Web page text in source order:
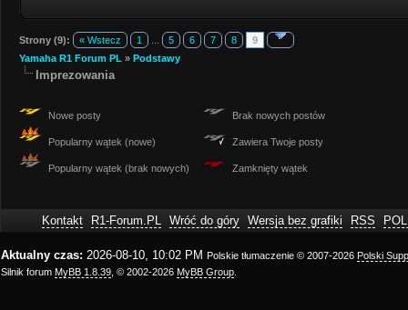
Strony (9): « Wstecz 1 5 6 7 8
9
Yamaha R1 Forum PL » Podstawy
Imprezowania
Nowe posty
Popularny wątek (nowe)
Popularny wątek (brak nowych)
Brak nowych postów
Zawiera Twoje posty
Zamknięty wątek
Kontakt R1-Forum.PL Wróć do góry Wersja bez grafiki RSS
Aktualny czas: 2026-08-10, 10:02 PM Polskie tłumaczenie © 2007-2026 Polski
Silnik forum MyBB 1.8.39 , © 2002-2026 MyBB Group